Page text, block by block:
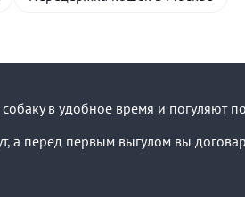
в удобное время и погуляют
перед первым выгулом вы